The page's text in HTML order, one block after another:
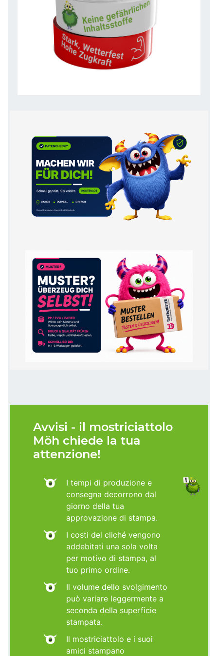
Avvisi - il mostriciattolo
Möh chiede la tua
attenzione!
I tempi di produzione e
consegna decorrono dal
giorno della tua
approvazione di stampa.
I costi del cliché vengono
addebitati una sola volta
per motivo di stampa, al
tuo primo ordine.
Il volume dello svolgimento
può variare leggermente a
seconda della superficie
stampata.
Il mostriciattolo e i suoi
amici stampano